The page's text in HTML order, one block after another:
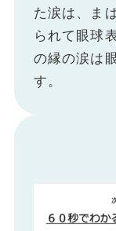
た涙は、ま
られて眼球
の縁の涙は
す。